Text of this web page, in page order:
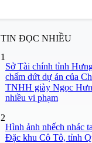
TIN ĐỌC NHIỀU
1
Sở Tài chính tỉnh
chấm dứt dự án của
TNHH giày Ngọc
nhiều vi phạm
2
Hình ảnh nhếch nhác
Đặc khu Cô Tô, tỉnh